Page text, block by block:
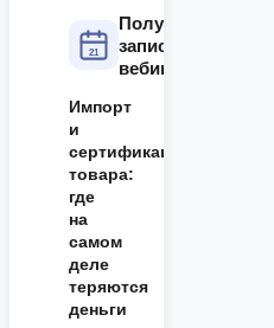
21
Получите
запись
вебинара
Импорт
и
сертификация
товара:
где
на
самом
деле
теряются
деньги